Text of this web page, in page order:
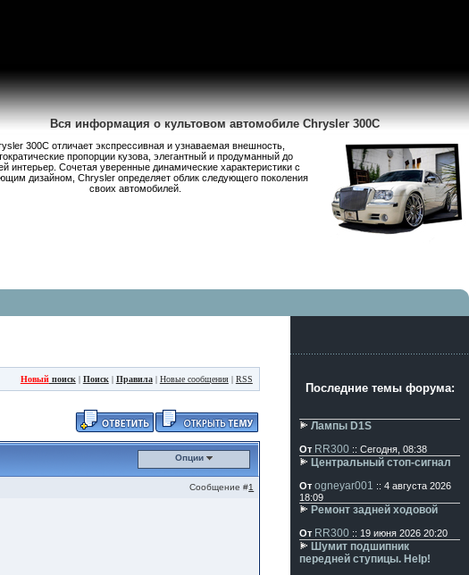
Вся информация о культовом автомобиле Chrysler 300C
300С отличает экспрессивная и узнаваемая внешность,
пропорции кузова, элегантный и продуманный до
интерьер. Сочетая уверенные динамические характеристики с
дизайном, Chrysler определяет облик следующего поколения
своих автомобилей.
Новыйпоиск| Поиск| Правила| Новые сообщения| RSS
Опции
Сообщение #1
Последние темы форума:
Лампы D1S
От RR300 :: Сегодня, 08:38
Центральный стоп-сигнал
От ogneyar001 :: 4 августа 2026
18:09
Ремонт задней ходовой
От RR300 :: 19 июня 2026 20:20
Шумит подшипник
передней ступицы. Help!